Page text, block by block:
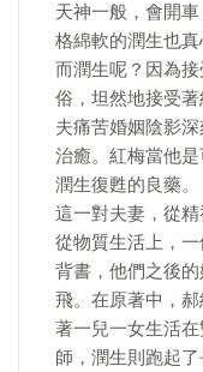
天神一般，會開
格綿軟的潤生也真
而潤生呢？因為
俗，坦然地接受
夫痛苦婚姻陰影
治癒。紅梅當他
潤生復甦的良藥。
這一對夫妻，從
從物質生活上，
背書，他們之後
飛。在原著中，
著一兒一女生活
師，潤生則跑起